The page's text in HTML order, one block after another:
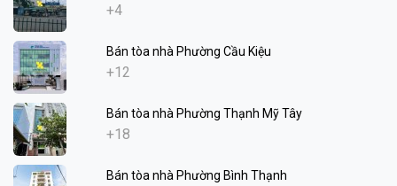
+4
Bán tòa nhà Phường Cầu Kiệu
+12
Bán tòa nhà Phường Thạnh Mỹ Tây
+18
Bán tòa nhà Phường Bình Thạnh